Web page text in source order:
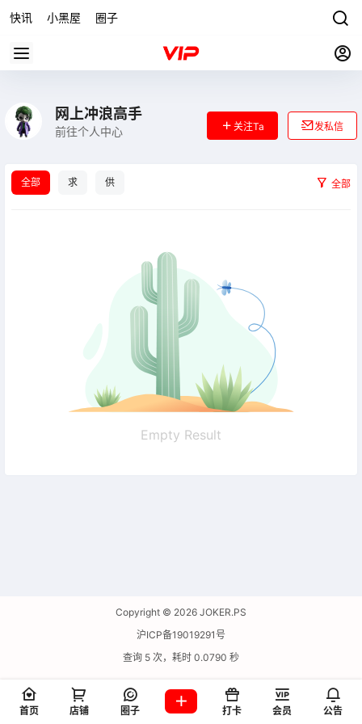
快讯 小黑屋 圈子
网上冲浪高手
前往个人中心 关注Ta 发私信
全部 求 供 全部
Empty Result
Copyright © 2026 JOKER.PS
沪ICP备19019291号
查询 5 次，耗时 0.0790 秒
首页 店铺 圈子 打卡 会员 公告